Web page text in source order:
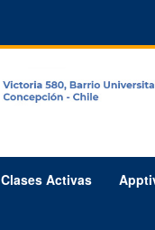
Clases Activas